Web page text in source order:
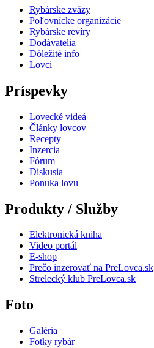
Rybárske zväzy
Poľovnícke organizácie
Rybárske revíry
Dodávatelia
Dôležité info
Lovci
Príspevky
Lovecké videá
Články lovcov
Recepty
Inzercia
Fórum
Diskusia
Ponuka lovu
Produkty / Služby
Elektronická kniha
Video portál
E-shop
Prečo inzerovať na PreLovca.sk
Strelecký klub PreLovca.sk
Foto
Galéria
Fotky rybár